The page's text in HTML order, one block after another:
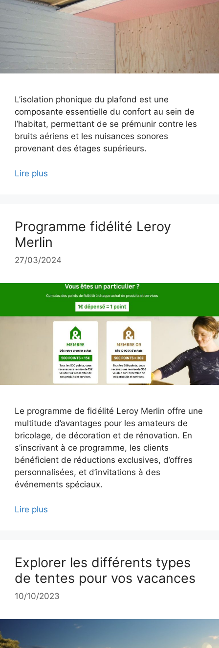
L’isolation phonique du plafond est une
composante essentielle du confort au sein de
l’habitat, permettant de se prémunir contre les
bruits aériens et les nuisances sonores
provenant des étages supérieurs.
Lire plus
Programme fidélité Leroy
Merlin
27/03/2024
Le programme de fidélité Leroy Merlin offre une
multitude d’avantages pour les amateurs de
bricolage, de décoration et de rénovation. En
s’inscrivant à ce programme, les clients
bénéficient de réductions exclusives, d’offres
personnalisées, et d’invitations à des
événements spéciaux.
Lire plus
Explorer les différents types
de tentes pour vos vacances
10/10/2023